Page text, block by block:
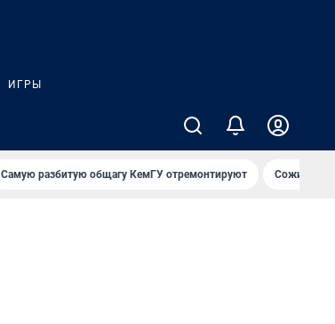
ИГРЫ
Самую разбитую общагу КемГУ отремонтируют